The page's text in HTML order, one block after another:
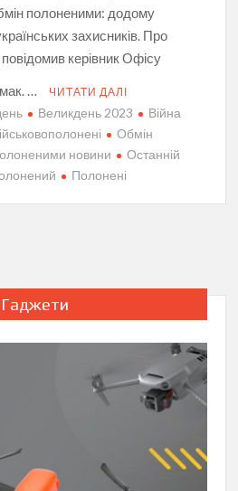
полоненими: додому
захисників. Про
керівник Офісу
…
ЧИТАТИ ДАЛІ
Великдень 2023
Війна
Обмін
новини
Останній
Полонені
Гаджети